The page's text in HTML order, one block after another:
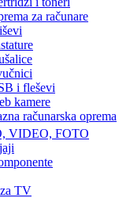
za računare
i fleševi
kamere
računarska oprema
VIDEO, FOTO
TV